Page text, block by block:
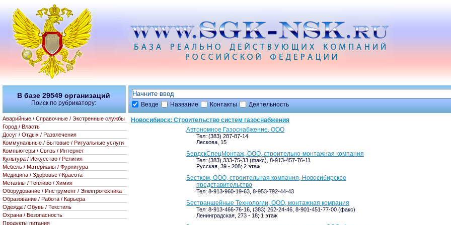
Везде Название Контакты Деятельность
Новосибирск: Строительство систем газоснабжения
Автономное Газоснабжение, ООО
Тел: (383) 287-87-14
Лескова, 15
БердскСпецМонтаж, ООО, строительно-монтажная компания
Тел: (383) 333-75-33 (факс), 8-913-457-76-11
Русская, 39 - 208; 2 этаж
Бестком, ООО, строительная компания, Новосибирское
представительство
Тел: 8-913-960-19-63, 8-953-792-44-43
Бестраншейные Технологии, ООО, монтажная компания
Тел: 8-913-466-76-16, (383) 262-24-46, 8-901-451-77-00 (факс)
Ленинградская, 273 - 18; 1 этаж
В базе 29549 организаций
Поиск по рубрикатору:
Аварийные / Справочные / Экстренные службы
Город / Власть
Досуг / Отдых / Развлечения
Коммунальные / Бытовые / Ритуальные услуги
Компьютеры / Связь / Интернет
Культура / Искусство / Религия
Мебель / Материалы / Фурнитура
Медицина / Здоровье / Красота
Металлы / Топливо / Химия
Оборудование / Инструмент / Электротехника
Образование / Работа / Карьера
Одежда / Обувь / Текстиль
Охрана / Безопасность
Продукты питания